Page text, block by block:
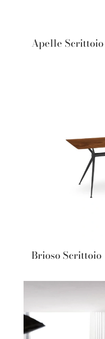
Apelle Scrittoio
Brioso Scrittoio